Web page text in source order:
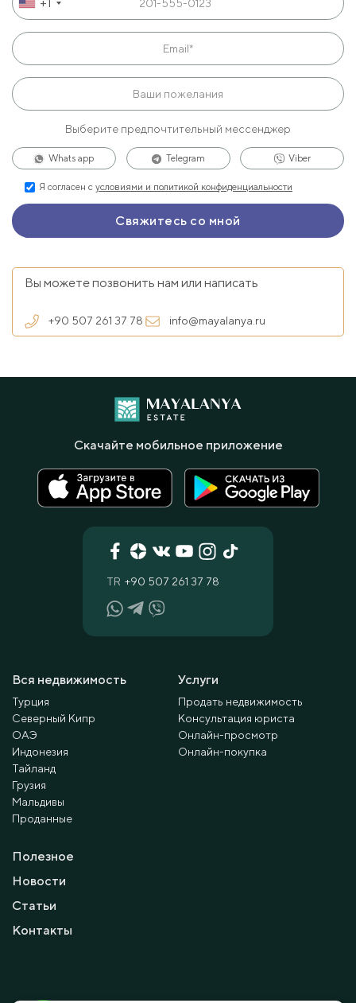
+1
Выберите предпочтительный мессенджер
Whats app Telegram Viber
Я согласен с условиями и политикой конфиденциальности
Вы можете позвонить нам или написать
+90 507 261 37 78 info@mayalanya.ru
Вся недвижимость
Турция
Северный Кипр
ОАЭ
Индонезия
Тайланд
Грузия
Мальдивы
Проданные
Услуги
Продать недвижимость
Консультация юриста
Онлайн-просмотр
Онлайн-покупка
Полезное
Новости
Статьи
Контакты
TR +90 507 261 37 78
Скачайте мобильное приложение